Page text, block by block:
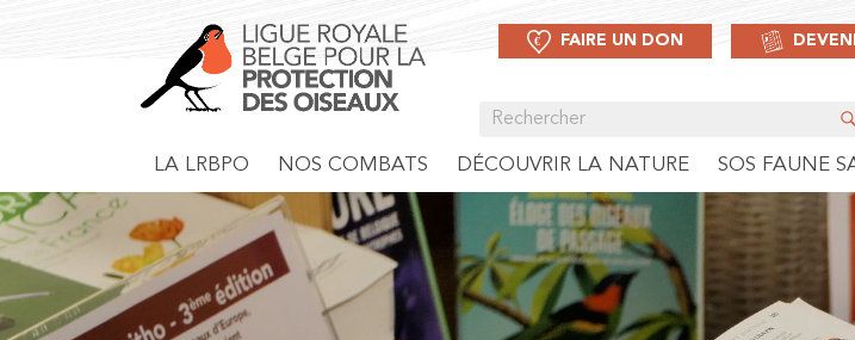
FAIRE UN DON
LA LRBPO NOS COMBATS DÉCOUVRIR LA NATURE SOS FAUNE